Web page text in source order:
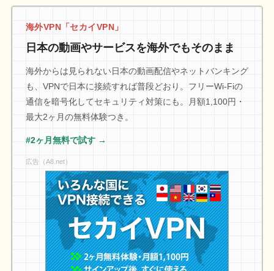
海外VPN「セカイVPN」
日本の動画やサービスを海外でもそのまま
海外からは見られない日本の動画配信やネットバンキング
も、VPNで日本に接続すれば普段どおり。フリーWi-Fiの
通信を暗号化してセキュリティ対策にも。月額1,100円・
最大2ヶ月の無料体験つき。
#2ヶ月無料で試す →
広告（A8.net）